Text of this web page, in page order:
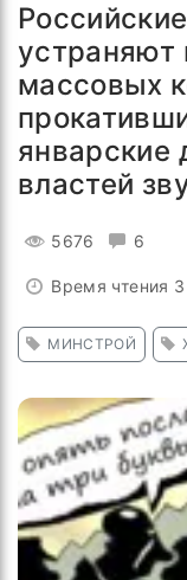
устраняют
массовых
январские
властей
5676 6
Время чтения
МИНСТРОЙ